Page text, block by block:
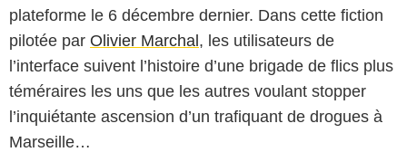
plateforme le 6 décembre dernier. Dans cette fiction
pilotée par Olivier Marchal, les utilisateurs de
l’interface suivent l’histoire d’une brigade de flics plus
téméraires les uns que les autres voulant stopper
l’inquiétante ascension d’un trafiquant de drogues à
Marseille…